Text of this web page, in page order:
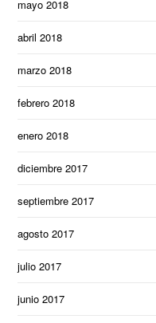
mayo 2018
abril 2018
marzo 2018
febrero 2018
enero 2018
diciembre 2017
septiembre 2017
agosto 2017
julio 2017
junio 2017